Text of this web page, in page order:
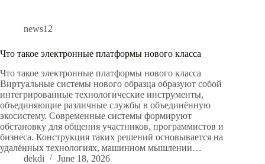
news12
Что такое электронные платформы нового класса
Что такое электронные платформы нового класса
Виртуальные системы нового образца образуют собой
интегрированные технологические инструменты,
объединяющие различные службы в объединённую
экосистему. Современные системы формируют
обстановку для общения участников, программистов и
бизнеса. Конструкция таких решений основывается на
удалённых технологиях, машинном мышлении…
dekdi
June 18, 2026